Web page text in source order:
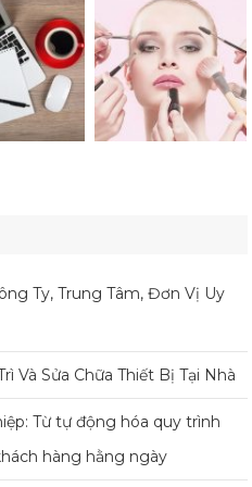
Ty, Trung Tâm, Đơn Vị Uy
Và Sửa Chữa Thiết Bị Tại Nhà
Từ tự động hóa quy trình
hàng hằng ngày